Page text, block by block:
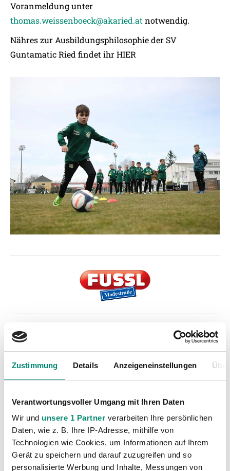
Zustimmung Details Anzeigeneinstellungen
Verantwortungsvoller Umgang mit Ihren Daten
Wir und unsere 1 Partner verarbeiten Ihre persönlichen
Daten, wie z. B. Ihre IP-Adresse, mithilfe von
Technologien wie Cookies, um Informationen auf Ihrem
Gerät zu speichern und darauf zuzugreifen und so
personalisierte Werbung und Inhalte, Messungen von
Voranmeldung unter
thomas.weissenboeck@akaried.at notwendig.
Nähres zur Ausbildungsphilosophie der SV
Guntamatic Ried findet ihrHIER
Kategorien
(236)
Junge Wikinger Ried
Nachwuchs
(74)
Profis
(1315)
Ticketing